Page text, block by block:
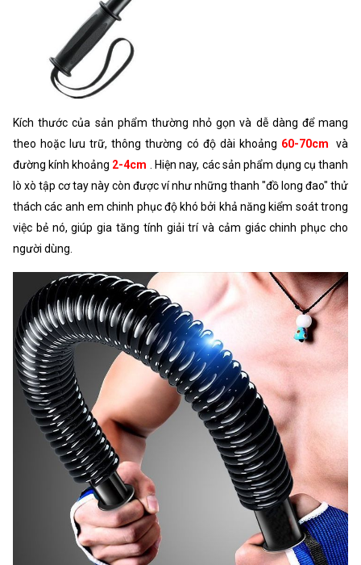
Kích thước của sản phẩm thường nhỏ gọn và dễ dàng để mang
theo hoặc lưu trữ, thông thường có độ dài khoảng 60-70cm
và
đường kính khoảng 2-4cm
. Hiện nay, các sản phẩm dụng cụ thanh
lò xò tập cơ tay này còn được ví như những thanh "đồ long đao" thử
thách các anh em chinh phục độ khó bởi khả năng kiểm soát trong
việc bẻ nó, giúp gia tăng tính giải trí và cảm giác chinh phục cho
người dùng.